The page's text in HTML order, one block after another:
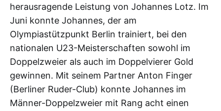
herausragende Leistung von Johannes Lotz. Im
Juni konnte Johannes, der am
Olympiastützpunkt Berlin trainiert, bei den
nationalen U23-Meisterschaften sowohl im
Doppelzweier als auch im Doppelvierer Gold
gewinnen. Mit seinem Partner Anton Finger
(Berliner Ruder-Club) konnte Johannes im
Männer-Doppelzweier mit Rang acht einen